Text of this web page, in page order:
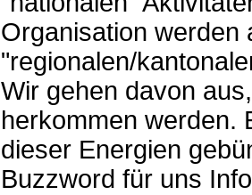
Organisation werden
"regionalen/
Wir gehen davon
herkommen werden.
dieser Energien
Buzzword für uns